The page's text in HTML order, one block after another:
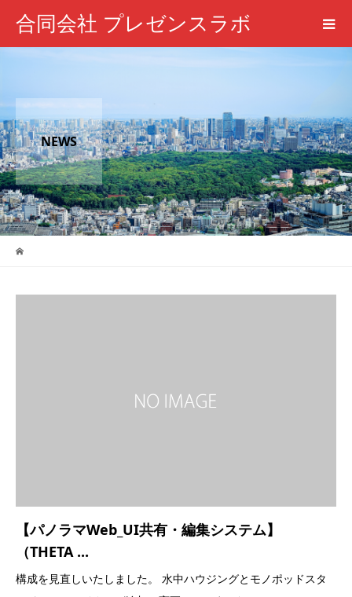
合同会社 プレゼンスラボ
NEWS
【パノラマWeb_UI共有・編集システム】
（THETA ...
構成を見直しいたしました。 水中ハウジングとモノポッドスタ